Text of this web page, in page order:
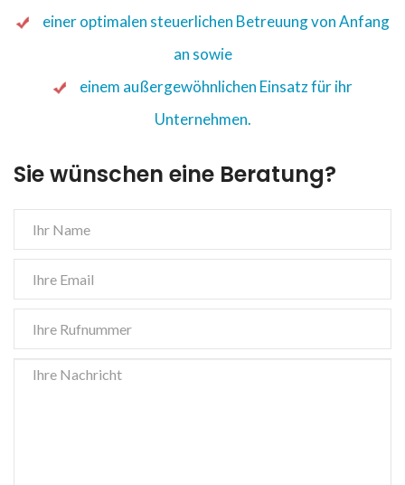
einer optimalen steuerlichen Betreuung von Anfang
an sowie
einem außergewöhnlichen Einsatz für ihr
Unternehmen.
Sie wünschen eine Beratung?